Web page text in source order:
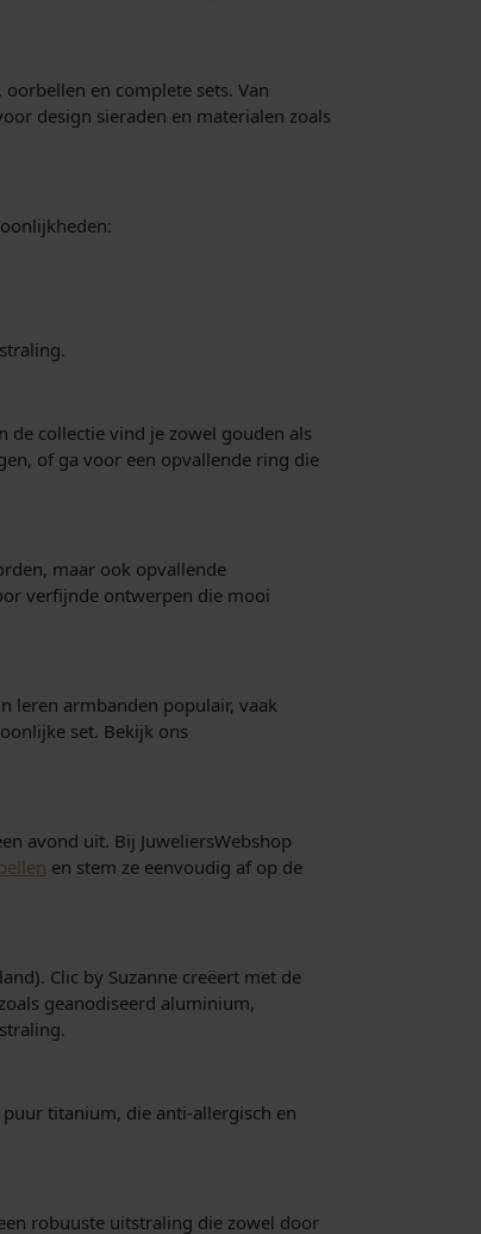
en complete sets. Van
design sieraden en materialen zoals
collectie vind je zowel gouden als
of ga voor een opvallende ring die
maar ook opvallende
verfijnde ontwerpen die mooi
leren armbanden populair, vaak
set. Bekijk ons
avond uit. Bij JuweliersWebshop
en stem ze eenvoudig af op de
Clic by Suzanne creëert met de
geanodiseerd aluminium,
titanium, die anti-allergisch en
robuuste uitstraling die zowel door